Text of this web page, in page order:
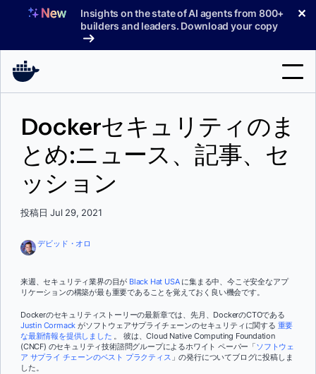
へ
Insights on the state of AI agents from 800+
builders and leaders. Download your copy
✕
索
サインイン
Dockerセキュリティのま
とめ:ニュース、記事、セ
ッション
投稿日 Jul 29, 2021
デビッド・オロ
来週、セキュリティ業界の目が Black Hat USAに集まる中、今こそ安全なアプ
リケーションの構築が最も重要であることを覚えておく良い機会です。
Dockerのセキュリティストーリーの最新章では、先月、DockerのCTOである
Justin Cormack がソフトウェアサプライチェーンのセキュリティに関する 重要
な最新情報を提供しました 。 彼は、Cloud Native Computing Foundation
(CNCF) のセキュリティ技術諮問グループによるホワイト ペーパー「ソフトウェ
ア サプライ チェーンのベスト プラクティス 」の発行についてブログに投稿しま
した。